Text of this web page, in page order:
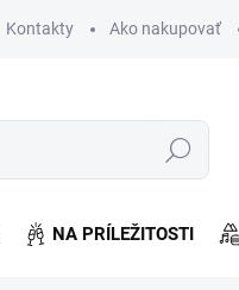
Kontakty Ako nakupovať
Hľadať
NA PRÍLEŽITOSTI